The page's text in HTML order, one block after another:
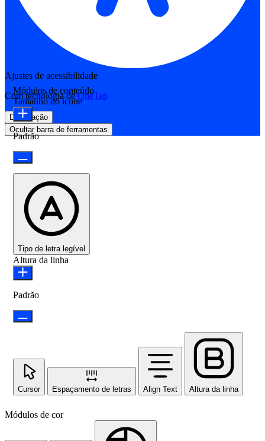
Ajustes de acessibilidade
Com tecnologia deOneTap
Declaração
Ocultar barra de ferramentas
Módulos de conteúdo
Tamanho do ícone
Padrão
Tipo de letra legível
Altura da linha
Padrão
Cursor Espaçamento de letras Align Text Altura da linha
Módulos de cor